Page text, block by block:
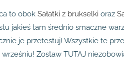
to obok Sałatki z brukselkioraz
jakieś tam średnio smaczne
je przetestuj! Wszystkie te
Zostaw TUTAJ